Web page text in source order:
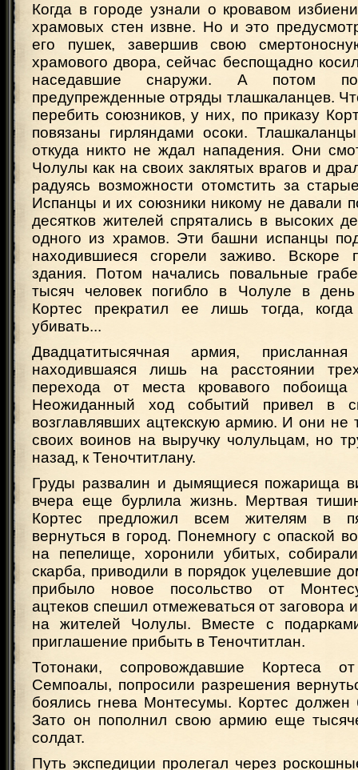
Когда в городе узнали о кровавом
храмовых стен извне. Но и это
его пушек, завершив свою
храмового двора, сейчас беспощадно
наседавшие снаружи. А потом
предупрежденные отряды тлашкаланцев.
перебить союзников, у них, по приказу
повязаны гирляндами осоки.
откуда никто не ждал нападения. Они
Чолулы как на своих заклятых врагов и
радуясь возможности отомстить за
Испанцы и их союзники никому не давали
десятков жителей спрятались в высоких
одного из храмов. Эти башни испанцы
находившиеся сгорели заживо. Вскоре
здания. Потом начались повальные
тысяч человек погибло в Чолуле в
Кортес прекратил ее лишь тогда,
убивать...
Двадцатитысячная армия,
находившаяся лишь на расстоянии трех-
перехода от места кровавого побоища
Неожиданный ход событий привел в
возглавлявших ацтекскую армию. И они не
своих воинов на выручку чолульцам, но
назад, к Теночтитлану.
Груды развалин и дымящиеся пожарища
вчера еще бурлила жизнь. Мертвая
Кортес предложил всем жителям в
вернуться в город. Понемногу с опаской
на пепелище, хоронили убитых,
скарба, приводили в порядок уцелевшие
прибыло новое посольство от
ацтеков спешил отмежеваться от заговора
на жителей Чолулы. Вместе с
приглашение прибыть в Теночтитлан.
Тотонаки, сопровождавшие Кортеса
Семпоалы, попросили разрешения
боялись гнева Монтесумы. Кортес должен
Зато он пополнил свою армию еще
солдат.
Путь экспедиции пролегал через